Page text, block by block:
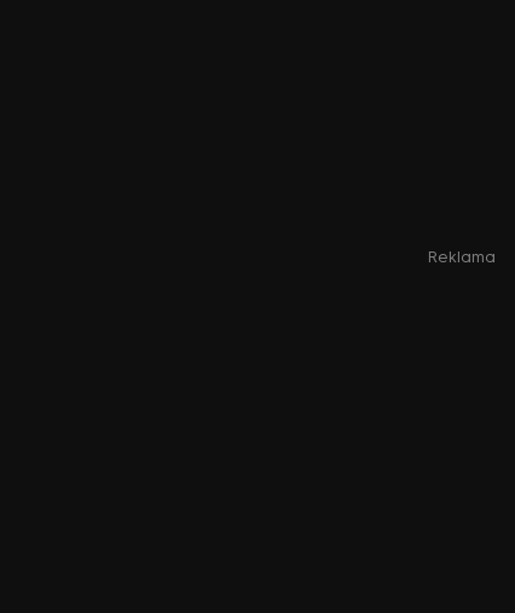
Reklama